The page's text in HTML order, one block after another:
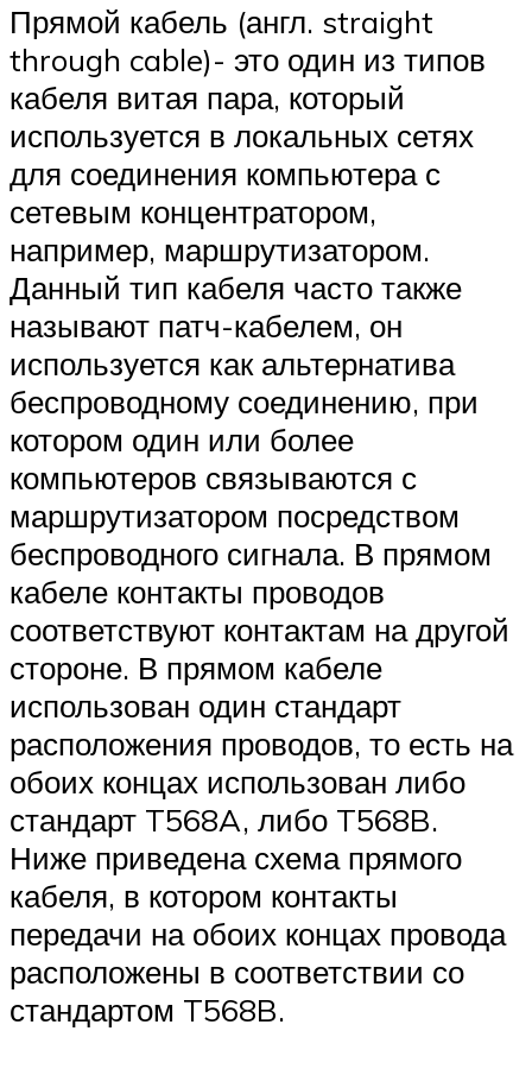
Прямой кабель (англ. straight
through cable)- это один из типов
кабеля витая пара, который
используется в локальных сетях
для соединения компьютера с
сетевым концентратором,
например, маршрутизатором.
Данный тип кабеля часто также
называют патч-кабелем, он
используется как альтернатива
беспроводному соединению, при
котором один или более
компьютеров связываются с
маршрутизатором посредством
беспроводного сигнала. В прямом
кабеле контакты проводов
соответствуют контактам на другой
стороне. В прямом кабеле
использован один стандарт
расположения проводов, то есть на
обоих концах использован либо
стандарт T568A, либо T568B.
Ниже приведена схема прямого
кабеля, в котором контакты
передачи на обоих концах провода
расположены в соответствии со
стандартом T568B.